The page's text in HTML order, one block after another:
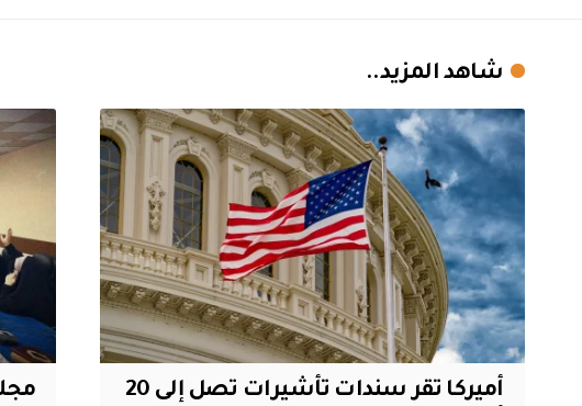
شاهد المزيد..
أميركا تقر سندات تأشيرات تصل إلى 20